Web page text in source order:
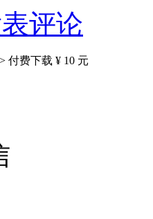
评论
> 付费下载 ¥ 10 元